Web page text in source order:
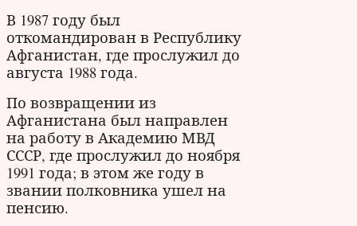
В 1987 году был
откомандирован в Республику
Афганистан, где прослужил до
августа 1988 года.
По возвращении из
Афганистана был направлен
на работу в Академию МВД
СССР, где прослужил до ноября
1991 года; в этом же году в
звании полковника ушел на
пенсию.